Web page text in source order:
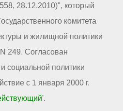
28.12.2010)", который
комитета
и жилищной политики
249. Согласован
социальной политики
с 1 января 2000 г.
.